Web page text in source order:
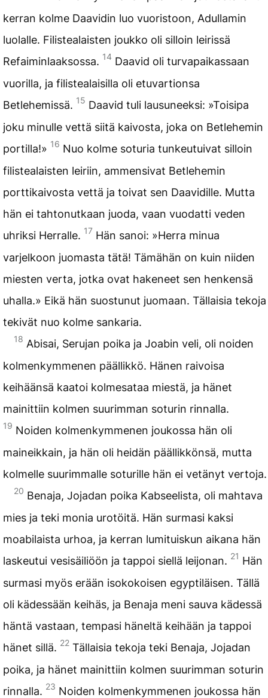
kerran kolme Daavidin luo vuoristoon, Adullamin
luolalle. Filistealaisten joukko oli silloin leirissä
Refaiminlaaksossa. 14 Daavid oli turvapaikassaan
vuorilla, ja filistealaisilla oli etuvartionsa
Betlehemissä. 15 Daavid tuli lausuneeksi: »Toisipa
joku minulle vettä siitä kaivosta, joka on Betlehemin
portilla!» 16 Nuo kolme soturia tunkeutuivat silloin
filistealaisten leiriin, ammensivat Betlehemin
porttikaivosta vettä ja toivat sen Daavidille. Mutta
hän ei tahtonutkaan juoda, vaan vuodatti veden
uhriksi Herralle. 17 Hän sanoi: »Herra minua
varjelkoon juomasta tätä! Tämähän on kuin niiden
miesten verta, jotka ovat hakeneet sen henkensä
uhalla.» Eikä hän suostunut juomaan. Tällaisia tekoja
tekivät nuo kolme sankaria.
18 Abisai, Serujan poika ja Joabin veli, oli noiden
kolmenkymmenen päällikkö. Hänen raivoisa
keihäänsä kaatoi kolmesataa miestä, ja hänet
mainittiin kolmen suurimman soturin rinnalla.
19 Noiden kolmenkymmenen joukossa hän oli
maineikkain, ja hän oli heidän päällikkönsä, mutta
kolmelle suurimmalle soturille hän ei vetänyt vertoja.
20 Benaja, Jojadan poika Kabseelista, oli mahtava
mies ja teki monia urotöitä. Hän surmasi kaksi
moabilaista urhoa, ja kerran lumituiskun aikana hän
laskeutui vesisäiliöön ja tappoi siellä leijonan. 21 Hän
surmasi myös erään isokokoisen egyptiläisen. Tällä
oli kädessään keihäs, ja Benaja meni sauva kädessä
häntä vastaan, tempasi häneltä keihään ja tappoi
hänet sillä. 22 Tällaisia tekoja teki Benaja, Jojadan
poika, ja hänet mainittiin kolmen suurimman soturin
rinnalla. 23 Noiden kolmenkymmenen joukossa hän